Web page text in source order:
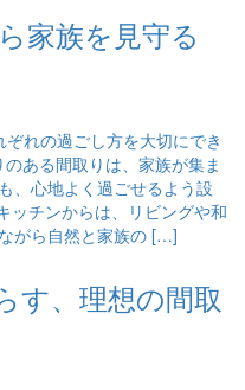
家族を見守る
れの過ごし方を大切にでき
ある間取りは、家族が集ま
、心地よく過ごせるよう設
チンからは、リビングや和
がら自然と家族の […]
す、理想の間取